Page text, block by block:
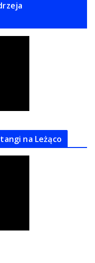
na Leżąco